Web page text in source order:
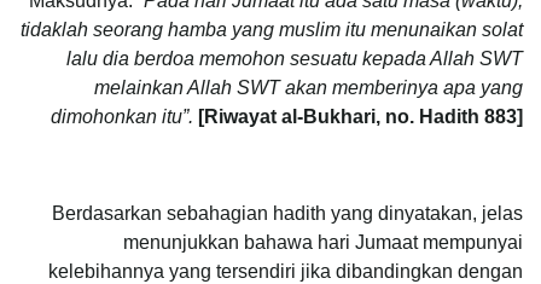
tidaklah seorang hamba yang muslim itu menunaikan solat
lalu dia berdoa memohon sesuatu kepada Allah SWT
melainkan Allah SWT akan memberinya apa yang
dimohonkan itu”. [Riwayat al-Bukhari, no. Hadith 883]
Berdasarkan sebahagian hadith yang dinyatakan, jelas
menunjukkan bahawa hari Jumaat mempunyai
kelebihannya yang tersendiri jika dibandingkan dengan